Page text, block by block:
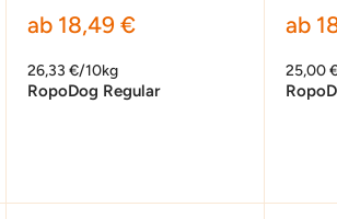
Sonderpreis
ab 18,49 €
26,33 €/10kg
RopoDog Regular
ab
25,00